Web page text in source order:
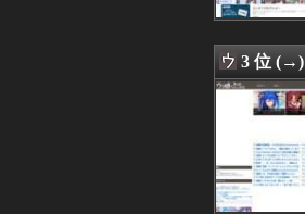
08/07 06:05
08/07 06:05
08/07 06:02
08/07 06:01
08/07 06:00
08/07 06:00
08/07 05:05
08/07 05:01
08/07 04:05
3 位 (→)